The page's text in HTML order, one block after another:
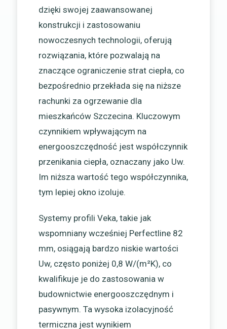
dzięki swojej zaawansowanej
konstrukcji i zastosowaniu
nowoczesnych technologii, oferują
rozwiązania, które pozwalają na
znaczące ograniczenie strat ciepła, co
bezpośrednio przekłada się na niższe
rachunki za ogrzewanie dla
mieszkańców Szczecina. Kluczowym
czynnikiem wpływającym na
energooszczędność jest współczynnik
przenikania ciepła, oznaczany jako Uw.
Im niższa wartość tego współczynnika,
tym lepiej okno izoluje.
Systemy profili Veka, takie jak
wspomniany wcześniej Perfectline 82
mm, osiągają bardzo niskie wartości
Uw, często poniżej 0,8 W/(m²K), co
kwalifikuje je do zastosowania w
budownictwie energooszczędnym i
pasywnym. Ta wysoka izolacyjność
termiczna jest wynikiem